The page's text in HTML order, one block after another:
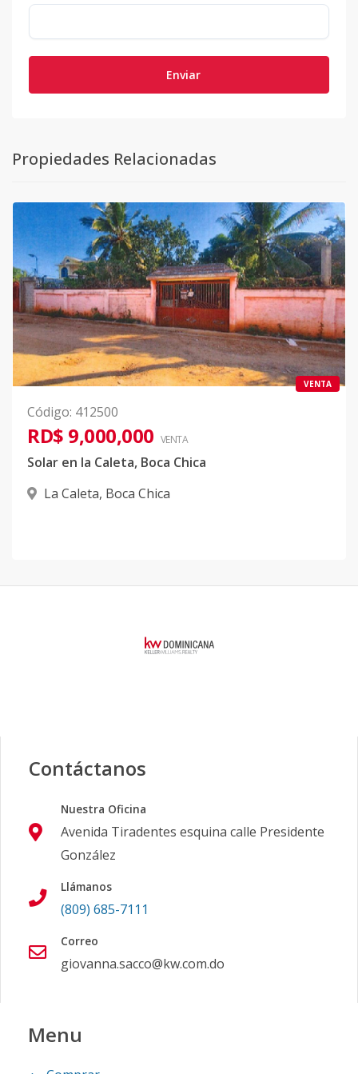
Enviar
Propiedades Relacionadas
VENTA
Código: 412500
RD$ 9,000,000 VENTA
Solar en la Caleta, Boca Chica
La Caleta, Boca Chica
Contáctanos
Nuestra Oficina
Avenida Tiradentes esquina calle Presidente
González
Llámanos
(809) 685-7111
Correo
giovanna.sacco@kw.com.do
Menu